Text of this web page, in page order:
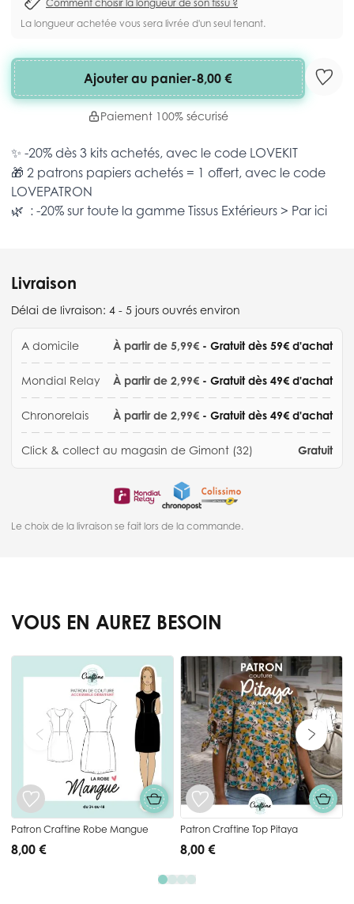
Comment choisir la longueur de son tissu ?
La longueur achetée vous sera livrée d'un seul tenant.
Ajouter au panier-8,00 €
Paiement 100% sécurisé
✨ -20% dès 3 kits achetés, avec le code LOVEKIT
🎁 2 patrons papiers achetés = 1 offert, avec le code
LOVEPATRON
🌿 : -20% sur toute la gamme Tissus Extérieurs > Par ici
Livraison
Délai de livraison: 4 - 5 jours ouvrés environ
A domicile À partir de 5,99€ - Gratuit dès 59€ d'achat
Mondial Relay À partir de 2,99€ - Gratuit dès 49€ d'achat
Chronorelais À partir de 2,99€ - Gratuit dès 49€ d'achat
Click & collect au magasin de Gimont (32) Gratuit
Le choix de la livraison se fait lors de la commande.
VOUS EN AUREZ BESOIN
Press to skip carousel
Patron Craftine Robe Mangue
8,00 €
Patron Craftine Top Pitaya
8,00 €